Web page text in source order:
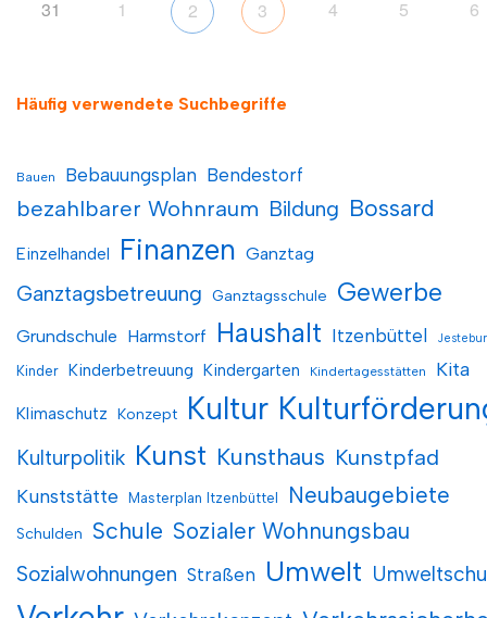
31 1 2 3 4 5 6
Häufig verwendete Suchbegriffe
Bauen Bebauungsplan Bendestorf
bezahlbarer Wohnraum Bildung Bossard
Einzelhandel Finanzen Ganztag
Ganztagsbetreuung Ganztagsschule Gewerbe
Grundschule Harmstorf Haushalt Itzenbüttel
Kinder Kinderbetreuung Kindergarten Kindertagesstätten Kita
Klimaschutz Konzept Kultur
Kulturpolitik Kunst Kunsthaus Kunstpfad
Kunststätte Masterplan Itzenbüttel Neubaugebiete
Schulden Schule Sozialer Wohnungsbau
Sozialwohnungen Straßen Umwelt